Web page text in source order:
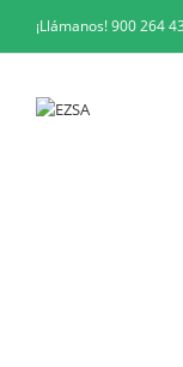
¡Llámanos!900 264